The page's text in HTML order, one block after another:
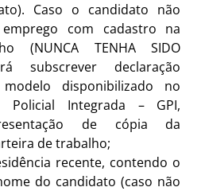
Caso o candidato não
com cadastro na
(NUNCA TENHA SIDO
subscrever declaração
disponibilizado no
Policial Integrada – GPI,
de cópia da
de trabalho;
recente, contendo o
do candidato (caso não